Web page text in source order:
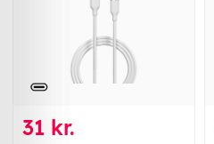
31 kr.